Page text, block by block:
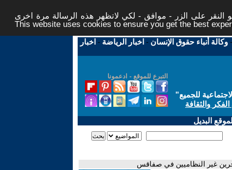
على الزر - موافق - لكي لاتظهر هذه الرسالة مرة اخرى -
This website uses cookies to ensure you get the best
-وكالة أنباء حقوق الإنسان - اخبار الرياضة - اخبار
التبرع للموقع - ادعمونا
للجميع"
والثقافة
البديل
غير النظاميين في صفاقس